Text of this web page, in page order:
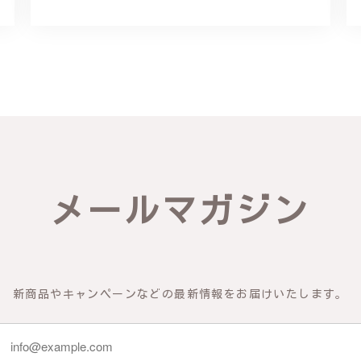
着した商品を確認したところ、写真で得られるイメージを上回った
た、機会があれば利用したいです。
メールマガジン
新商品やキャンペーンなどの最新情報をお届けいたします。